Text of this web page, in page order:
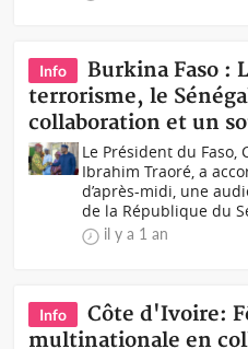
Info
Burkina Faso :
terrorisme, le
collaboration et un
Le Président du Faso,
Ibrahim Traoré, a
d’après-midi, une
de la République du
il y a 1 an
Info
Côte d'Ivoire:
multinationale en